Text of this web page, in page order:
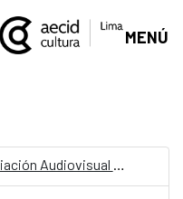
MENÚ
Festival Internacional de Apropiación Audiovisual 2025